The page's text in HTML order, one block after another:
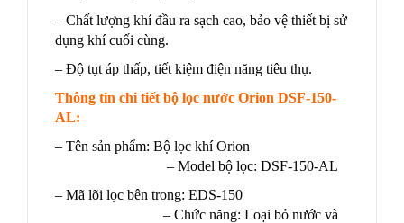
– Chất lượng khí đầu ra sạch cao, bảo vệ thiết bị sử
dụng khí cuối cùng.
– Độ tụt áp thấp, tiết kiệm điện năng tiêu thụ.
Thông tin chi tiết bộ lọc nước Orion DSF-150-
AL:
– Tên sản phẩm: Bộ lọc khí Orion
– Model bộ lọc: DSF-150-AL
– Mã lõi lọc bên trong: EDS-150
– Chức năng: Loại bỏ nước và